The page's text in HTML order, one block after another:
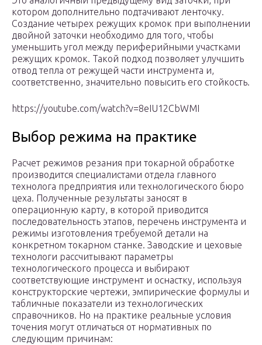
котором дополнительно подтачивают ленточку.
Создание четырех режущих кромок при выполнении
двойной заточки необходимо для того, чтобы
уменьшить угол между периферийными участками
режущих кромок. Такой подход позволяет улучшить
отвод тепла от режущей части инструмента и,
соответственно, значительно повысить его стойкость.
https://youtube.com/watch?v=8eIU12CbWMI
Выбор режима на практике
Расчет режимов резания при токарной обработке
производится специалистами отдела главного
технолога предприятия или технологического бюро
цеха. Полученные результаты заносят в
операционную карту, в которой приводится
последовательность этапов, перечень инструмента и
режимы изготовления требуемой детали на
конкретном токарном станке. Заводские и цеховые
технологи рассчитывают параметры
технологического процесса и выбирают
соответствующие инструмент и оснастку, используя
конструкторские чертежи, эмпирические формулы и
табличные показатели из технологических
справочников. Но на практике реальные условия
точения могут отличаться от нормативных по
следующим причинам: